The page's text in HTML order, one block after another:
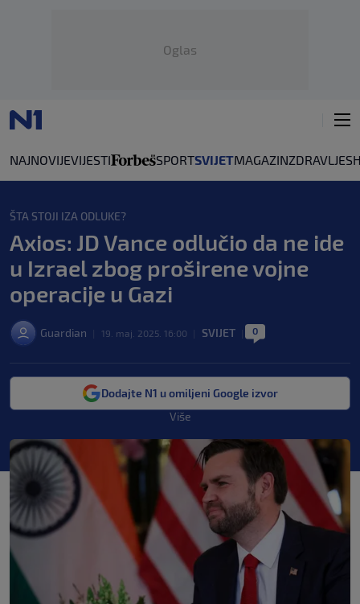
Oglas
NAJNOVIJEVIJESTI SPORTSVIJETMAGAZINZDRAVLJE
ŠTA STOJI IZA ODLUKE?
Axios: JD Vance odlučio da ne ide
u Izrael zbog proširene vojne
operacije u Gazi
Guardian 19. maj. 2025. 16:00 SVIJET 0
Dodajte N1 u omiljeni Google izvor
Više